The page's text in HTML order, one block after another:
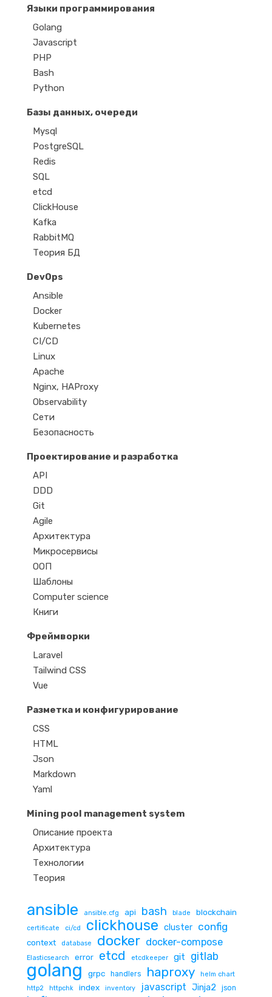
Языки программирования
Golang
Javascript
PHP
Bash
Python
Базы данных, очереди
Mysql
PostgreSQL
Redis
SQL
etcd
ClickHouse
Kafka
RabbitMQ
Теория БД
DevOps
Ansible
Docker
Kubernetes
CI/CD
Linux
Apache
Nginx, HAProxy
Observability
Сети
Безопасность
Проектирование и разработка
API
DDD
Git
Agile
Архитектура
Микросервисы
ООП
Шаблоны
Computer science
Книги
Фреймворки
Laravel
Tailwind CSS
Vue
Разметка и конфигурирование
CSS
HTML
Json
Markdown
Yaml
Mining pool management system
Описание проекта
Архитектура
Технологии
Теория
ansible ansible.cfg api bash blade blockchain
certificate ci/cd clickhouse cluster config
context database docker docker-compose
Elasticsearch error etcd etcdkeeper git gitlab
golang grpc handlers haproxy
helm chart
http2
httpchk index inventory javascript Jinja2 json